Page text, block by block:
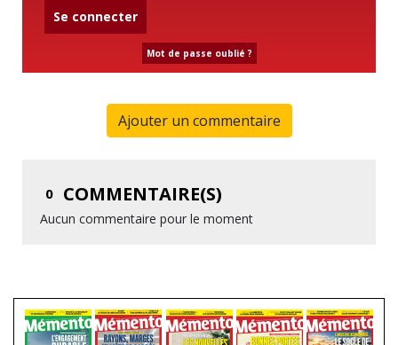
Se connecter
Mot de passe oublié ?
Ajouter un commentaire
0 COMMENTAIRE(S)
Aucun commentaire pour le moment